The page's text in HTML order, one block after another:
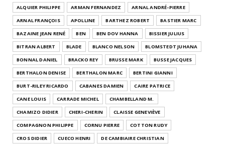
ALQUIER PHILIPPE
ARMAN FERNANDEZ
ARNAL ANDRÉ-PIERRE
ARNAL FRANÇOIS
APOLLINE BARTHEZ ROBERT
BASTIER MARC
BAZAINE JEAN RENÉ
BEN BEN DOV HANNA
BISSIER JULIUS
BITRAN ALBERT
BLADE BLANCO NELSON
BLOMSTEDT JUHANA
BONNAL DANIEL
BRACKO REY BRUSSE MARK
BUSSE JACQUES
BERTHALON DENISE
BERTHALON MARC
BERTINI GIANNI
BURT-RILEY RICARDO
CABANES DAMIEN
CAIRE PATRICE
CANE LOUIS
CARRADE MICHEL
CHAMBELLAND M.
CHAMIZO DIDIER
CHERI-CHERIN
CLAISSE GENEVIÈVE
COMPAGNON PHILIPPE
CORNU PIERRE
COTTON RUDY
CROS DIDIER
CUECO HENRI
DE CAMBIAIRE CHRISTIAN